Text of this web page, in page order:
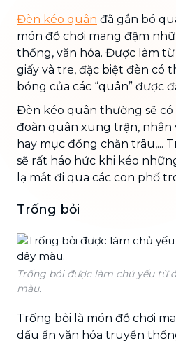
Đèn kéo quân đã gắn bó
món đồ chơi mang đậm
thống, văn hóa. Được làm
giấy và tre, đặc biệt đèn có
bóng của các “quân” được
Đèn kéo quân thường sẽ
đoàn quân xung trận, nhân
hay mục đồng chăn trâu,...
sẽ rất háo hức khi kéo
lạ mắt đi qua các con phố
Trống bỏi
Trống bỏi được làm chủ yếu từ
màu.
Trống bỏi là món đồ chơi
dấu ấn văn hóa truyền